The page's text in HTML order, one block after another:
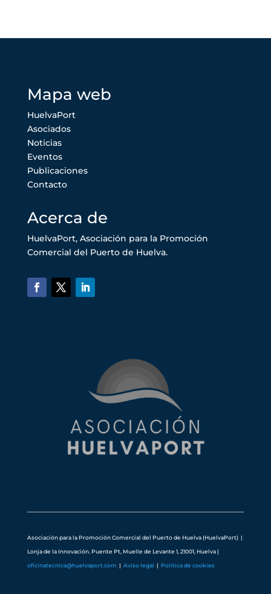
Mapa web
HuelvaPort
Asociados
Noticias
Eventos
Publicaciones
Contacto
Acerca de
HuelvaPort, Asociación para la Promoción
Comercial del Puerto de Huelva.
Asociación para la Promoción Comercial del Puerto de Huelva (HuelvaPort) |
Lonja de la Innovación. Puente Pt, Muelle de Levante 1, 21001, Huelva|
oficinatecnica@huelvaport.com | Aviso legal | Política de cookies